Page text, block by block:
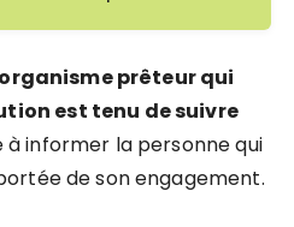
prêteur qui
est tenu de suivre
à informer la personne qui
de son engagement.